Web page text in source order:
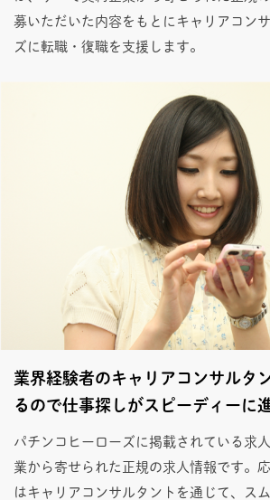
募いただいた内容をもとにキャリアコン
ズに転職・復職を支援します。
業界経験者のキャリアコンサルタ
るので仕事探しがスピーディーに
パチンコヒーローズに掲載されている求
業から寄せられた正規の求人情報です。
はキャリアコンサルタントを通じて、ス